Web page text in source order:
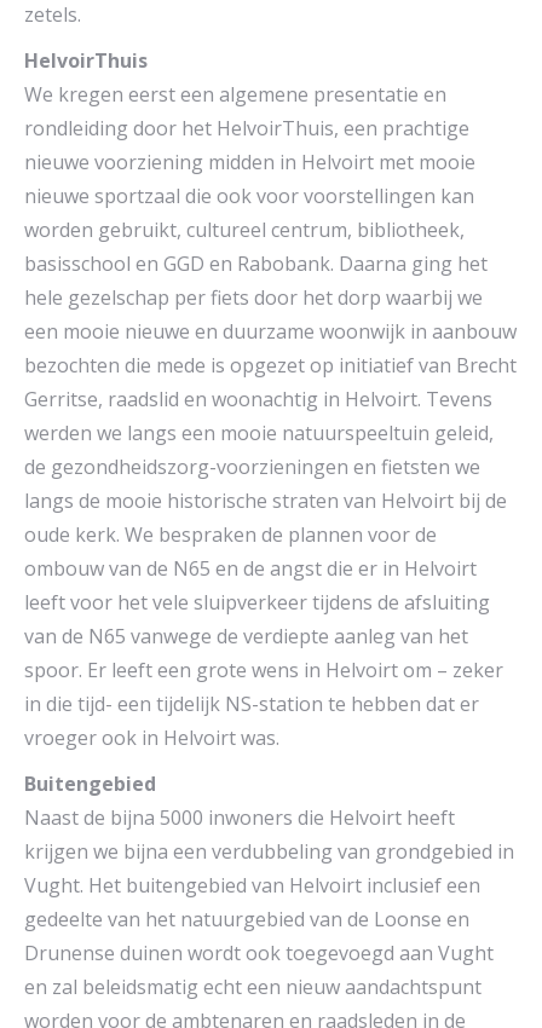
zetels.
HelvoirThuis
We kregen eerst een algemene presentatie en
rondleiding door het HelvoirThuis, een prachtige
nieuwe voorziening midden in Helvoirt met mooie
nieuwe sportzaal die ook voor voorstellingen kan
worden gebruikt, cultureel centrum, bibliotheek,
basisschool en GGD en Rabobank. Daarna ging het
hele gezelschap per fiets door het dorp waarbij we
een mooie nieuwe en duurzame woonwijk in aanbouw
bezochten die mede is opgezet op initiatief van Brecht
Gerritse, raadslid en woonachtig in Helvoirt. Tevens
werden we langs een mooie natuurspeeltuin geleid,
de gezondheidszorg-voorzieningen en fietsten we
langs de mooie historische straten van Helvoirt bij de
oude kerk. We bespraken de plannen voor de
ombouw van de N65 en de angst die er in Helvoirt
leeft voor het vele sluipverkeer tijdens de afsluiting
van de N65 vanwege de verdiepte aanleg van het
spoor. Er leeft een grote wens in Helvoirt om – zeker
in die tijd- een tijdelijk NS-station te hebben dat er
vroeger ook in Helvoirt was.
Buitengebied
Naast de bijna 5000 inwoners die Helvoirt heeft
krijgen we bijna een verdubbeling van grondgebied in
Vught. Het buitengebied van Helvoirt inclusief een
gedeelte van het natuurgebied van de Loonse en
Drunense duinen wordt ook toegevoegd aan Vught
en zal beleidsmatig echt een nieuw aandachtspunt
worden voor de ambtenaren en raadsleden in de